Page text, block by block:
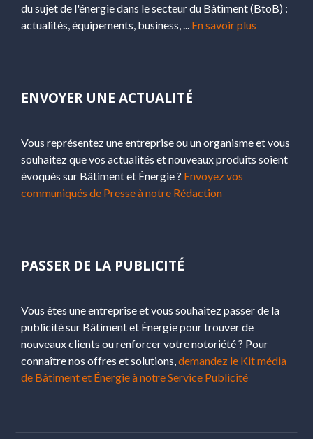
du sujet de l'énergie dans le secteur du Bâtiment (BtoB) :
actualités, équipements, business, ... En savoir plus
ENVOYER UNE ACTUALITÉ
Vous représentez une entreprise ou un organisme et vous
souhaitez que vos actualités et nouveaux produits soient
évoqués sur Bâtiment et Énergie ? Envoyez vos
communiqués de Presse à notre Rédaction
PASSER DE LA PUBLICITÉ
Vous êtes une entreprise et vous souhaitez passer de la
publicité sur Bâtiment et Énergie pour trouver de
nouveaux clients ou renforcer votre notoriété ? Pour
connaître nos offres et solutions, demandez le Kit média
de Bâtiment et Énergie à notre Service Publicité